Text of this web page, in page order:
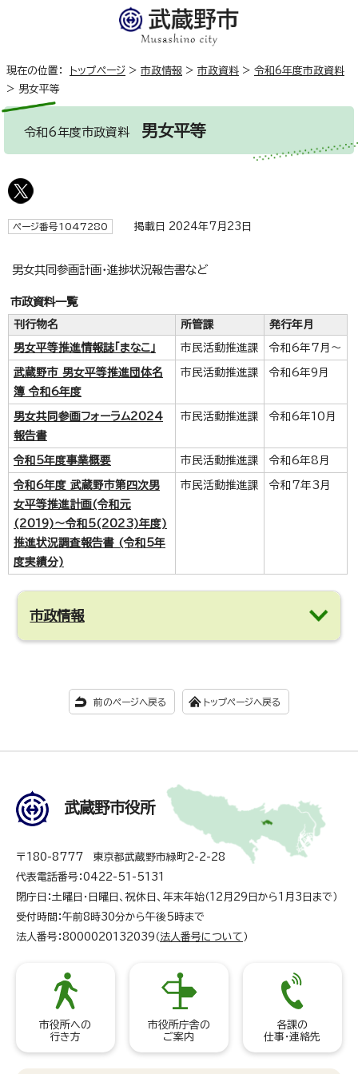
現在の位置： トップページ > 市政情報 > 市政資料 > 令和6年度市政資料
> 男女平等
令和6年度市政資料 男女平等
ページ番号1047280 掲載日 2024年7月23日
男女共同参画計画・進捗状況報告書など
市政資料一覧
刊行物名 所管課 発行年月
男女平等推進情報誌「まなこ」 市民活動推進課 令和6年7月～
武蔵野市 男女平等推進団体名
簿 令和6年度
市民活動推進課 令和6年9月
男女共同参画フォーラム2024
報告書
市民活動推進課 令和6年10月
令和5年度事業概要 市民活動推進課 令和6年8月
令和6年度 武蔵野市第四次男
女平等推進計画(令和元
(2019)～令和5(2023)年度)
推進状況調査報告書 (令和5年
度実績分)
市民活動推進課 令和7年3月
市政情報
前のページへ戻る トップページへ戻る
武蔵野市役所
〒180-8777 東京都武蔵野市緑町2-2-28
代表電話番号：0422-51-5131
閉庁日：土曜日・日曜日、祝休日、年末年始（12月29日から1月3日まで）
受付時間：午前8時30分から午後5時まで
法人番号：8000020132039（ 法人番号について ）
市役所への
行き方
市役所庁舎の
ご案内
各課の
仕事・連絡先